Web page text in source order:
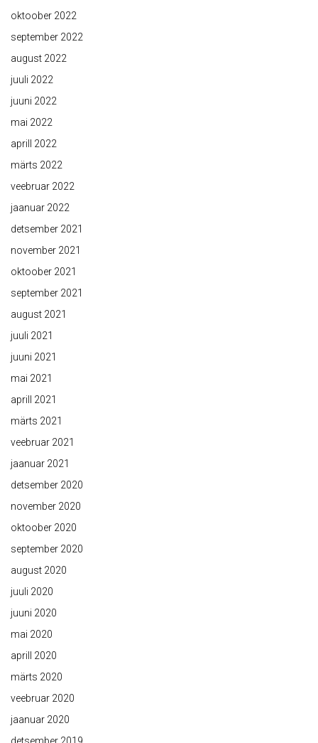
oktoober 2022
september 2022
august 2022
juuli 2022
juuni 2022
mai 2022
aprill 2022
märts 2022
veebruar 2022
jaanuar 2022
detsember 2021
november 2021
oktoober 2021
september 2021
august 2021
juuli 2021
juuni 2021
mai 2021
aprill 2021
märts 2021
veebruar 2021
jaanuar 2021
detsember 2020
november 2020
oktoober 2020
september 2020
august 2020
juuli 2020
juuni 2020
mai 2020
aprill 2020
märts 2020
veebruar 2020
jaanuar 2020